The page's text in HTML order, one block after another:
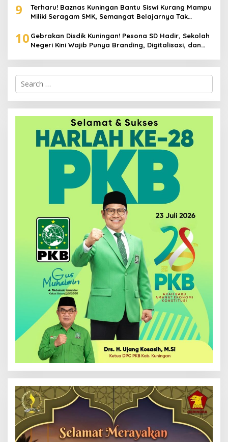
9
Terharu! Baznas Kuningan Bantu Siswi Kurang Mampu
Miliki Seragam SMK, Semangat Belajarnya Tak
10 Gebrakan Disdik Kuningan! Pesona SD Hadir, Sekolah
Negeri Kini Wajib Punya Branding, Digitalisasi, dan
Search
for: